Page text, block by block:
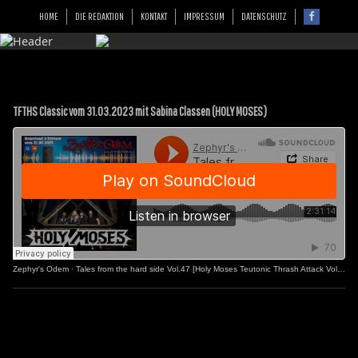
HOME DIE REDAKTION KONTAKT IMPRESSUM DATENSCHUTZ
TFTHS Classic vom 31.03.2023 mit Sabina Classen (HOLY MOSES)
Zephyr's Odem · Tales from the hard side Vol.47 [Holy Moses Teutonic Thrash Attack Vol.2]